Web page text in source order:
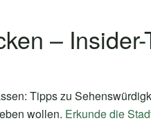
–
Tipps zu
wollen. Erkunde die